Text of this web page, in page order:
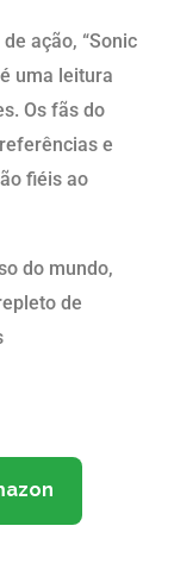
ação, “Sonic
uma leitura
Os fãs do
e
fiéis ao
do mundo,
de